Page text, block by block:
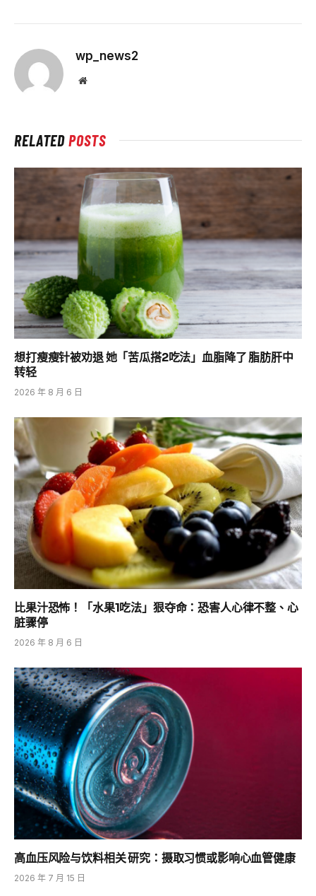
wp_news2
Website
RELATEDPOSTS
想打瘦瘦针被劝退 她「苦瓜搭2吃法」血脂降了 脂肪肝中
转轻
2026 年 8 月 6 日
比果汁恐怖！「水果1吃法」狠夺命：恐害人心律不整、心
脏骤停
2026 年 8 月 6 日
高血压风险与饮料相关 研究：摄取习惯或影响心血管健康
2026 年 7 月 15 日